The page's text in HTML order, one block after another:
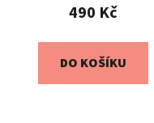
490 Kč
DO KOŠÍKU